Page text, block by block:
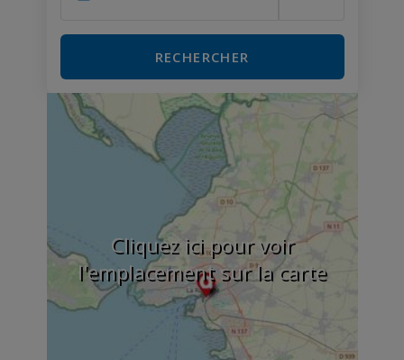
RECHERCHER
Cliquez ici pour voir
l'emplacement sur la carte